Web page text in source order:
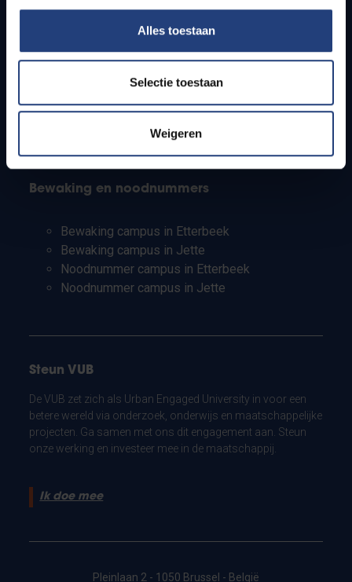
Alles toestaan
Selectie toestaan
Weigeren
Studenten
PhD-studenten
Leerkrachten en secundaire scholen
Bewaking en noodnummers
Bewaking campus in Etterbeek
Bewaking campus in Jette
Noodnummer campus in Etterbeek
Noodnummer campus in Jette
Steun VUB
De VUB zet zich als Urban Engaged University in voor een
betere wereld via onderzoek, onderwijs en maatschappelijke
projecten. Ga samen met ons dit engagement aan. Steun
onze werking en investeer mee in de maatschappij.
Ik doe mee
Pleinlaan 2 - 1050 Brussel - België